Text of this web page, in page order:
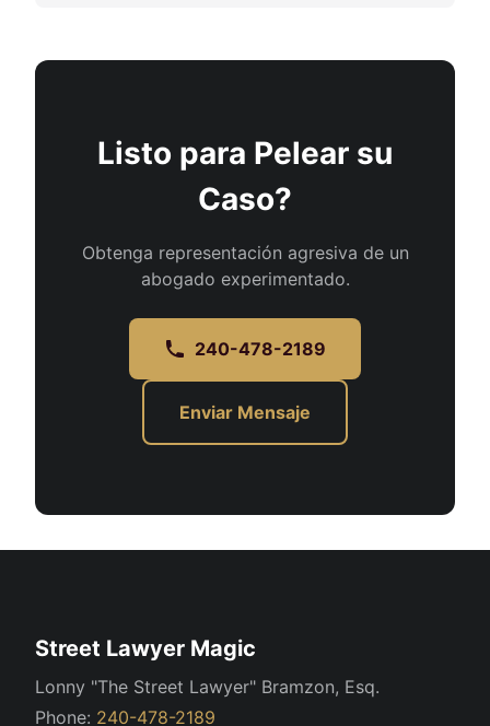
Listo para Pelear su
Caso?
Obtenga representación agresiva de un
abogado experimentado.
240-478-2189
Enviar Mensaje
Street Lawyer Magic
Lonny "The Street Lawyer" Bramzon, Esq.
Phone: 240-478-2189